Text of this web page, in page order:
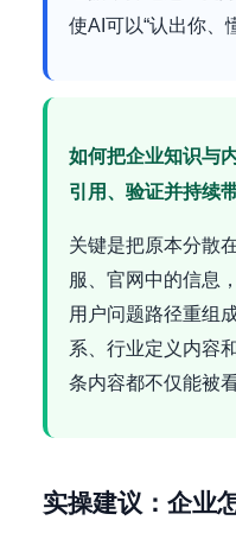
使AI可以“认出你、
如何把企业知识与
引用、验证并持续
关键是把原本分散
服、官网中的信息
用户问题路径重组
系、行业定义内容
条内容都不仅能被
实操建议：企业